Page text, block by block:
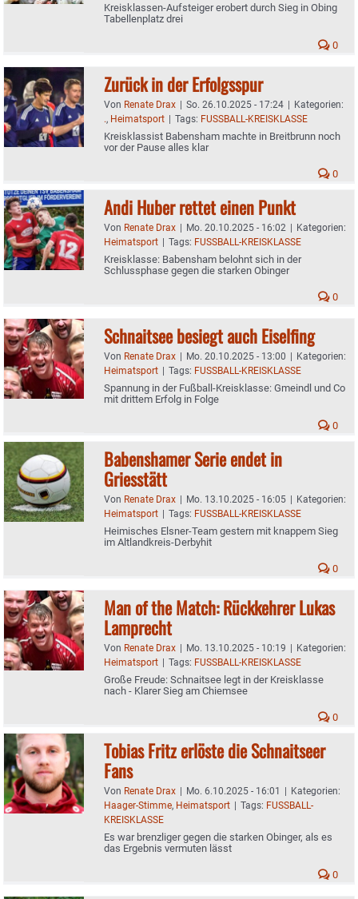
Kreisklassen-Aufsteiger erobert durch Sieg in Obing
Tabellenplatz drei
0
Zurück in der Erfolgsspur
Von Renate Drax | So. 26.10.2025 - 17:24 | Kategorien:
., Heimatsport | Tags: FUSSBALL-KREISKLASSE
Kreisklassist Babensham machte in Breitbrunn noch
vor der Pause alles klar
0
Andi Huber rettet einen Punkt
Von Renate Drax | Mo. 20.10.2025 - 16:02 | Kategorien:
Heimatsport | Tags: FUSSBALL-KREISKLASSE
Kreisklasse: Babensham belohnt sich in der
Schlussphase gegen die starken Obinger
0
Schnaitsee besiegt auch Eiselfing
Von Renate Drax | Mo. 20.10.2025 - 13:00 | Kategorien:
Heimatsport | Tags: FUSSBALL-KREISKLASSE
Spannung in der Fußball-Kreisklasse: Gmeindl und Co
mit drittem Erfolg in Folge
0
Babenshamer Serie endet in
Griesstätt
Von Renate Drax | Mo. 13.10.2025 - 16:05 | Kategorien:
Heimatsport | Tags: FUSSBALL-KREISKLASSE
Heimisches Elsner-Team gestern mit knappem Sieg
im Altlandkreis-Derbyhit
0
Man of the Match: Rückkehrer Lukas
Lamprecht
Von Renate Drax | Mo. 13.10.2025 - 10:19 | Kategorien:
Heimatsport | Tags: FUSSBALL-KREISKLASSE
Große Freude: Schnaitsee legt in der Kreisklasse
nach - Klarer Sieg am Chiemsee
0
Tobias Fritz erlöste die Schnaitseer
Fans
Von Renate Drax | Mo. 6.10.2025 - 16:01 | Kategorien:
Haager-Stimme, Heimatsport | Tags: FUSSBALL-
KREISKLASSE
Es war brenzliger gegen die starken Obinger, als es
das Ergebnis vermuten lässt
0